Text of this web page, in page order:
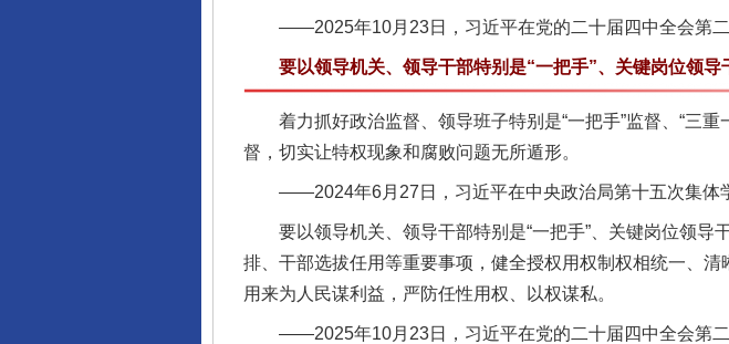
——2025年10月23日，习近平在党的二十届四中全会第二
要以领导机关、领导干部特别是“一把手”、关键岗位领导
着力抓好政治监督、领导班子特别是“一把手”监督、“三重
督，切实让特权现象和腐败问题无所遁形。
——2024年6月27日，习近平在中央政治局第十五次集体
要以领导机关、领导干部特别是“一把手”、关键岗位领导
排、干部选拔任用等重要事项，健全授权用权制权相统一、
用来为人民谋利益，严防任性用权、以权谋私。
——2025年10月23日，习近平在党的二十届四中全会第二
千年窑火 生生不息 一批国